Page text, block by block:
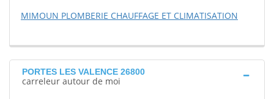
MIMOUN PLOMBERIE CHAUFFAGE ET CLIMATISATION
PORTES LES VALENCE 26800
carreleur autour de moi